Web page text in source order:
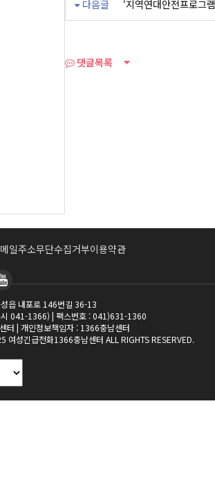
다음글 ‘지역연대안전프로그
댓글목록
일주소무단수집거부이용약관
읍 내포로 146번길 36-13
041-1366) | 팩스번호 : 041)631-1360
터 | 개인정보책임자 : 1366충남센터
성긴급전화1366충남센터 ALL RIGHTS RESERVED.